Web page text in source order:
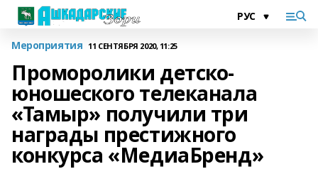
Мероприятия 11 СЕНТЯБРЯ 2020, 11:25
Проморолики детско-
юношеского телеканала
«Тамыр» получили три
награды престижного
конкурса «МедиаБренд»